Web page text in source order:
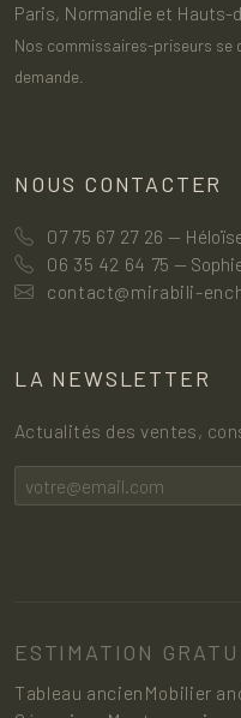
Paris, Normandie et Hauts-
Nos commissaires-priseurs se
demande.
NOUS CONTACTER
07 75 67 27 26 —
06 35 42 64 75 —
contact@mirabili-
LA NEWSLETTER
Actualités des ventes,
ESTIMATION
Tableau ancien Mobilier